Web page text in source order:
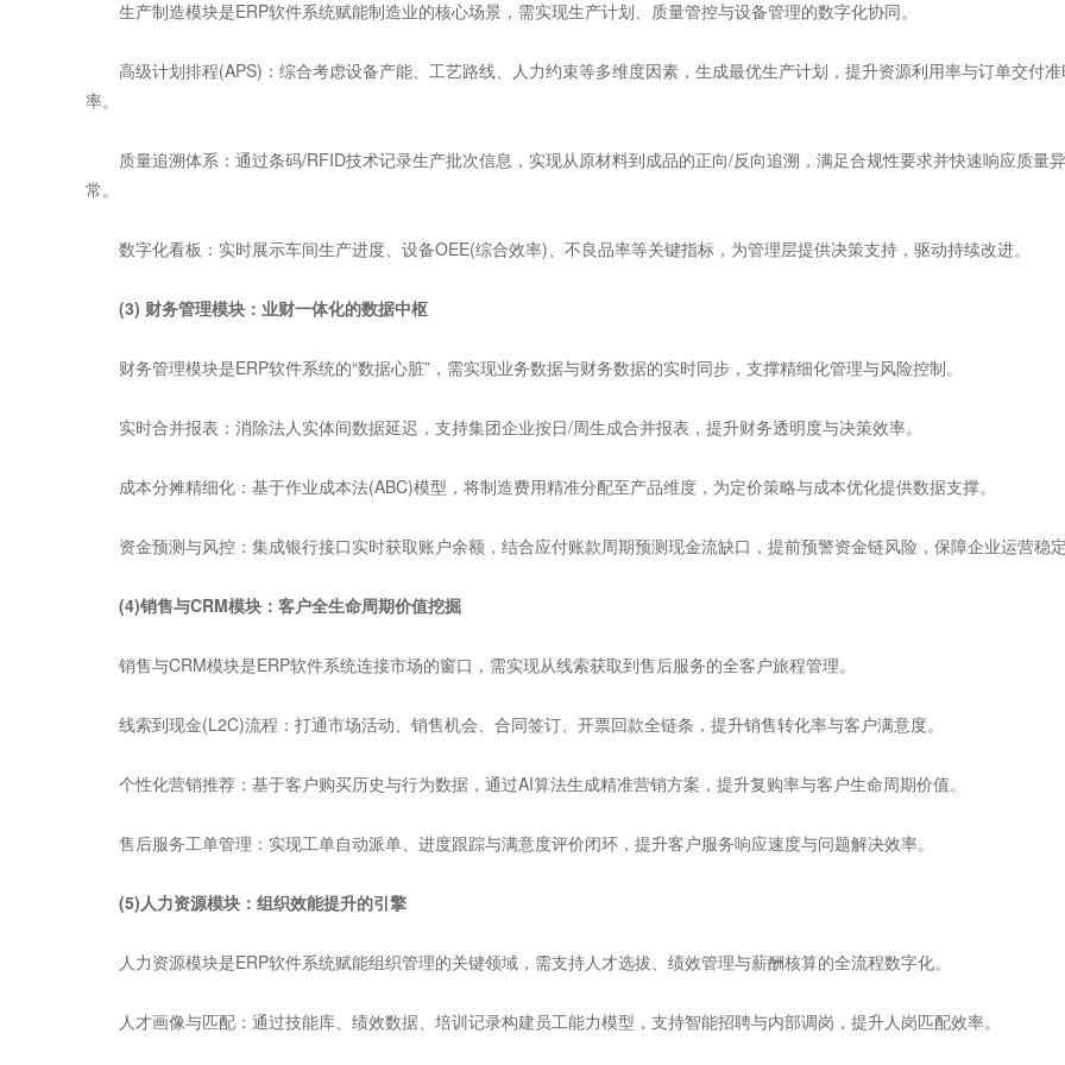
生产制造模块是ERP软件系统赋能制造业的核心场景，需实现生产计划、质量管控与设备管理的数字化协同。
高级计划排程(APS)：综合考虑设备产能、工艺路线、人力约束等多维度因素，生成最优生产计划，提升资源利用率与订单交付
率。
质量追溯体系：通过条码/RFID技术记录生产批次信息，实现从原材料到成品的正向/反向追溯，满足合规性要求并快速响应质量异
常。
数字化看板：实时展示车间生产进度、设备OEE(综合效率)、不良品率等关键指标，为管理层提供决策支持，驱动持续改进。
(3) 财务管理模块：业财一体化的数据中枢
财务管理模块是ERP软件系统的“数据心脏”，需实现业务数据与财务数据的实时同步，支撑精细化管理与风险控制。
实时合并报表：消除法人实体间数据延迟，支持集团企业按日/周生成合并报表，提升财务透明度与决策效率。
成本分摊精细化：基于作业成本法(ABC)模型，将制造费用精准分配至产品维度，为定价策略与成本优化提供数据支撑。
资金预测与风控：集成银行接口实时获取账户余额，结合应付账款周期预测现金流缺口，提前预警资金链风险，保障企业运营稳
(4)销售与CRM模块：客户全生命周期价值挖掘
销售与CRM模块是ERP软件系统连接市场的窗口，需实现从线索获取到售后服务的全客户旅程管理。
线索到现金(L2C)流程：打通市场活动、销售机会、合同签订、开票回款全链条，提升销售转化率与客户满意度。
个性化营销推荐：基于客户购买历史与行为数据，通过AI算法生成精准营销方案，提升复购率与客户生命周期价值。
售后服务工单管理：实现工单自动派单、进度跟踪与满意度评价闭环，提升客户服务响应速度与问题解决效率。
(5)人力资源模块：组织效能提升的引擎
人力资源模块是ERP软件系统赋能组织管理的关键领域，需支持人才选拔、绩效管理与薪酬核算的全流程数字化。
人才画像与匹配：通过技能库、绩效数据、培训记录构建员工能力模型，支持智能招聘与内部调岗，提升人岗匹配效率。